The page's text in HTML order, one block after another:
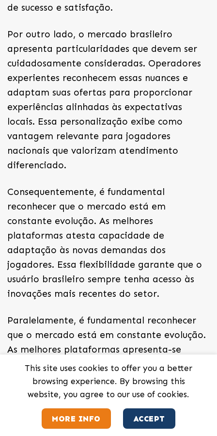
de sucesso e satisfação.
Por outro lado, o mercado brasileiro
apresenta particularidades que devem ser
cuidadosamente consideradas. Operadores
experientes reconhecem essas nuances e
adaptam suas ofertas para proporcionar
experiências alinhadas às expectativas
locais. Essa personalização exibe como
vantagem relevante para jogadores
nacionais que valorizam atendimento
diferenciado.
Consequentemente, é fundamental
reconhecer que o mercado está em
constante evolução. As melhores
plataformas atesta capacidade de
adaptação às novas demandas dos
jogadores. Essa flexibilidade garante que o
usuário brasileiro sempre tenha acesso às
inovações mais recentes do setor.
Paralelamente, é fundamental reconhecer
que o mercado está em constante evolução.
As melhores plataformas apresenta-se
capacidade de adaptação às novas
demandas dos jogadores. Essa flexibilidade
garante que o usuário brasileiro sempre
tenha acesso às inovações mais recentes do
This site uses cookies to offer you a better
browsing experience. By browsing this
website, you agree to our use of cookies.
MORE INFO ACCEPT